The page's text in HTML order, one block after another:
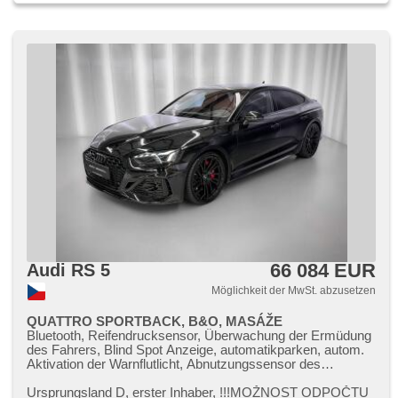
Audi RS 5 66 084 EUR
Möglichkeit der MwSt. abzusetzen
QUATTRO SPORTBACK, B&O, MASÁŽE
Bluetooth, Reifendrucksensor, Überwachung der Ermüdung
des Fahrers, Blind Spot Anzeige, automatikparken, autom.
Aktivation der Warnflutlicht, Abnutzungssensor des
Alarmanlage, bezklíčové odemykání, bezklíčové startování,
Ursprungsland D,​ erster Inhaber,​ !!!MOŽNOST ODPOČTU